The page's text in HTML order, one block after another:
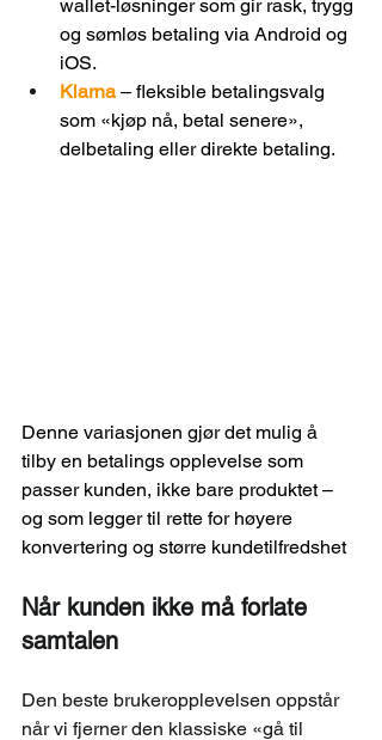
wallet-løsninger som gir rask, trygg
og sømløs betaling via Android og
iOS.
Klarna – fleksible betalingsvalg
som «kjøp nå, betal senere»,
delbetaling eller direkte betaling.
Denne variasjonen gjør det mulig å
tilby en betalings opplevelse som
passer kunden, ikke bare produktet –
og som legger til rette for høyere
konvertering og større kundetilfredshet
Når kunden ikke må forlate
samtalen
Den beste brukeropplevelsen oppstår
når vi fjerner den klassiske «gå til